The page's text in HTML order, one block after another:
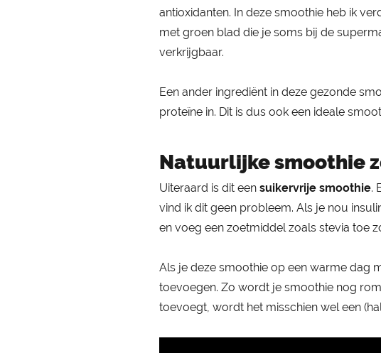
antioxidanten. In deze smoothie heb ik
met groen blad die je soms bij de
verkrijgbaar.
Een ander ingrediënt in deze gezonde
proteïne in. Dit is dus ook een ideale
Natuurlijke smoothie
Uiteraard is dit een suikervrije smoothie.
vind ik dit geen probleem. Als je nou
en voeg een zoetmiddel zoals stevia toe
Als je deze smoothie op een warme dag
toevoegen. Zo wordt je smoothie nog
toevoegt, wordt het misschien wel een